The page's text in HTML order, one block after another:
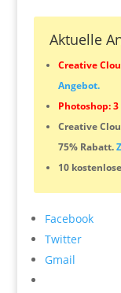
Aktuelle
Creative
Angebot.
Photoshop:
Creative
75% Rabatt.
10
Facebook
Twitter
Gmail